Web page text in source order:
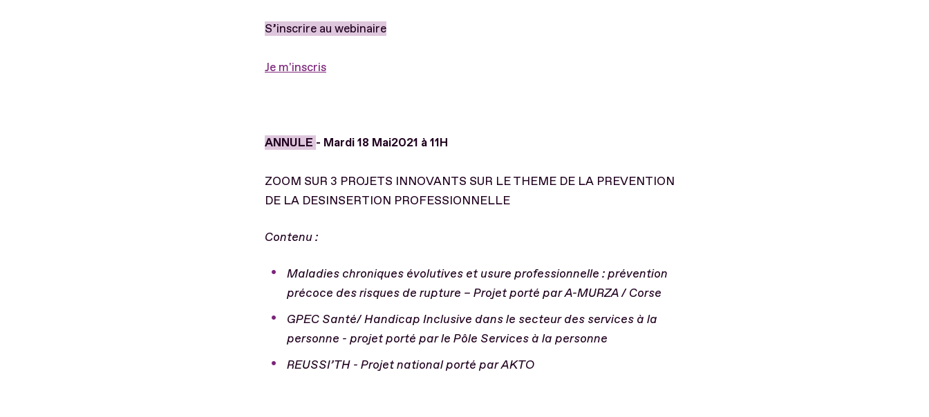
S’inscrire au webinaire
Je m'inscris
ANNULE - Mardi 18 Mai2021 à 11H
ZOOM SUR 3 PROJETS INNOVANTS SUR LE THEME DE LA PREVENTION
DE LA DESINSERTION PROFESSIONNELLE
Contenu :
Maladies chroniques évolutives et usure professionnelle : prévention
précoce des risques de rupture – Projet porté par A-MURZA / Corse
GPEC Santé/ Handicap Inclusive dans le secteur des services à la
personne - projet porté par le Pôle Services à la personne
REUSSI’TH - Projet national porté par AKTO